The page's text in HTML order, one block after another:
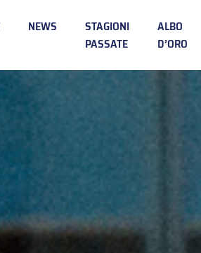
NEWS
STAGIONI
PASSATE
ALBO
D’ORO